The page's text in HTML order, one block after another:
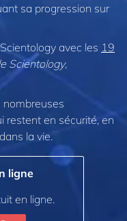
sa progression sur
avec les 19
Scientology,
nombreuses
restent en sécurité, en
la vie.
ligne
en ligne.